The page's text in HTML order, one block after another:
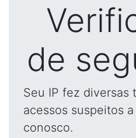
de
Seu IP fez diversas
acessos suspeitos
conosco.